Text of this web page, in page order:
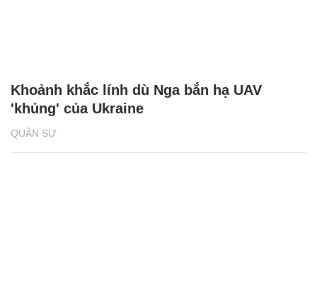
QUÂN SỰ
Khoảnh khắc lính dù Nga bắn hạ UAV
'khủng' của Ukraine